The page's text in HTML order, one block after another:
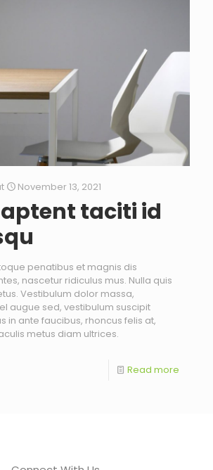
November 13, 2021
taciti id
penatibus et magnis dis
nascetur ridiculus mus. Nulla quis
Vestibulum dolor massa,
augue sed, vestibulum suscipit
in ante faucibus, rhoncus felis at,
metus diam ultrices.
Read more